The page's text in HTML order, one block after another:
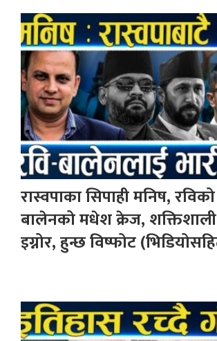
रास्वपाका सिपाही मनिष,
बालेनको मधेश क्रेज,
इग्नोर, हुन्छ विष्फोट